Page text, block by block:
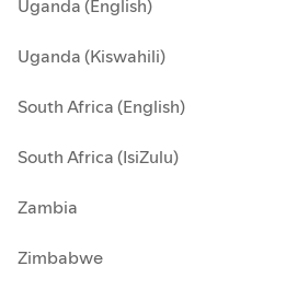
Uganda (English)
Uganda (Kiswahili)
South Africa (English)
South Africa (IsiZulu)
Zambia
Zimbabwe